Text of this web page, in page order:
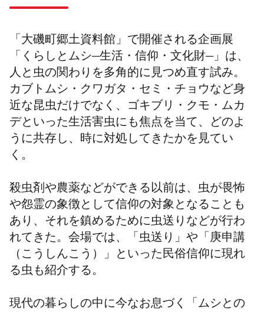
「大磯町郷土資料館」で開催される企画展
「くらしとムシ―生活・信仰・文化財―」は、
人と虫の関わりを多角的に見つめ直す試み。
カブトムシ・クワガタ・セミ・チョウなど身
近な昆虫だけでなく、ゴキブリ・クモ・ムカ
デといった生活害虫にも焦点を当て、どのよ
うに共存し、時に対処してきたかを見てい
く。
殺虫剤や農薬などができる以前は、虫が畏怖
や怨霊の象徴として信仰の対象となることも
あり、それを鎮めるために虫送りなどが行わ
れてきた。会場では、
「虫送り」や「庚申講
（こうしんこう）」
といった民俗信仰に現れ
る虫も紹介する。
現代の暮らしの中に今なお息づく「ムシとの